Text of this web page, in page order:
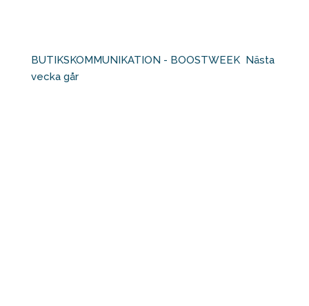
BUTIKSKOMMUNIKATION - BOOSTWEEK⁠ ⁠ Nästa
vecka går